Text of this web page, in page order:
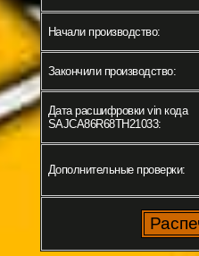
Начали производство:
Закончили производство:
Дата расшифровки vin кода
SAJCA86R68TH21033:
Дополнительные проверки: